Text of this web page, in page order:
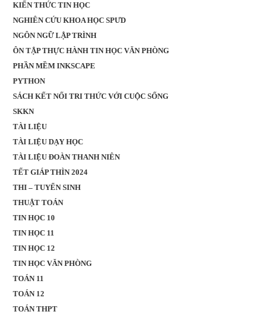
KIẾN THỨC TIN HỌC
NGHIÊN CỨU KHOA HỌC SPƯD
NGÔN NGỮ LẬP TRÌNH
ÔN TẬP THỰC HÀNH TIN HỌC VĂN PHÒNG
PHẦN MỀM INKSCAPE
PYTHON
SÁCH KẾT NỐI TRI THỨC VỚI CUỘC SỐNG
SKKN
TÀI LIỆU
TÀI LIỆU DẠY HỌC
TÀI LIỆU ĐOÀN THANH NIÊN
TẾT GIÁP THÌN 2024
THI – TUYỂN SINH
THUẬT TOÁN
TIN HỌC 10
TIN HỌC 11
TIN HỌC 12
TIN HỌC VĂN PHÒNG
TOÁN 11
TOÁN 12
TOÁN THPT